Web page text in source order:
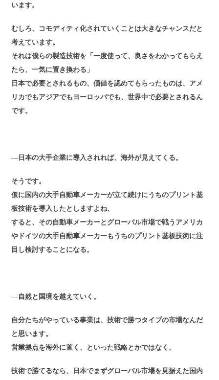
います。
むしろ、コモディティ化されていくことは大きなチャンスだと
考えています。
それは僕らの製造技術を「一度使って、良さをわかってもらえ
たら、一気に置き換わる」
日本で必要とされるもの、価値を認めてもらったものは、アメ
リカでもアジアでもヨーロッパでも、世界中で必要とされるん
です。
―日本の大手企業に導入されれば、海外が見えてくる。
そうです。
仮に国内の大手自動車メーカーが立て続けにうちのプリント基
板技術を導入したとしますよね、
すると、その自動車メーカーとグローバル市場で戦うアメリカ
やドイツの大手自動車メーカーもうちのプリント基板技術に注
目し検討することになる。
―自然と国境を越えていく。
自分たちがやっている事業は、技術で勝つタイプの市場なんだ
と思います。
営業拠点を海外に置く、といった戦略とかではなく。
技術で勝てるなら、日本でまずグローバル市場を見据えた国内